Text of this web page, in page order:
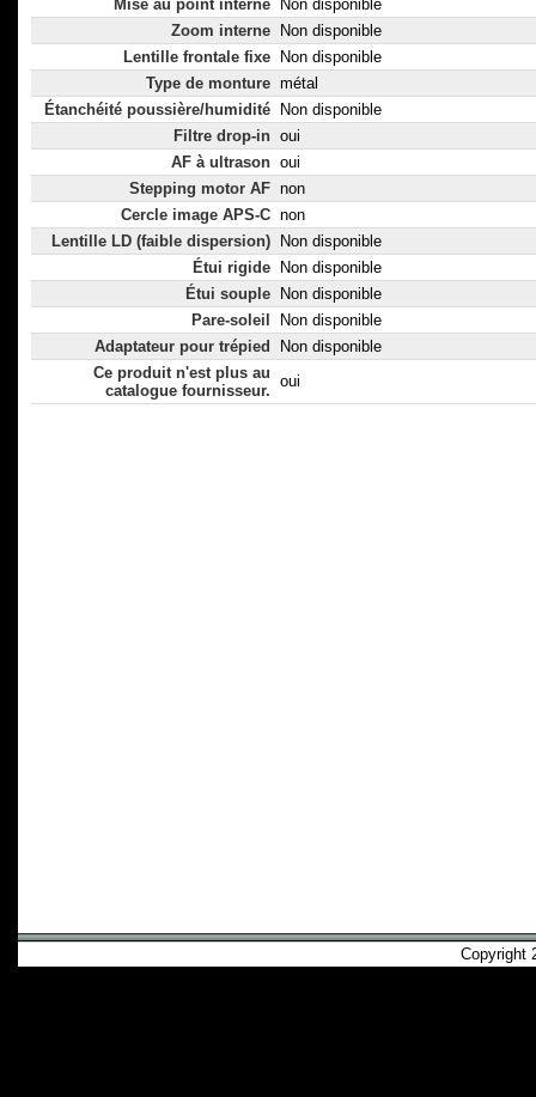
Mise au point interne
Non disponible
Zoom interne
Non disponible
Lentille frontale fixe
Non disponible
Type de monture métal
Étanchéité poussière/humidité
Non disponible
Filtre drop-in oui
AF à ultrason oui
Stepping motor AF non
Cercle image APS-C non
Lentille LD (faible dispersion)
Non disponible
Étui rigide
Non disponible
Étui souple
Non disponible
Pare-soleil
Non disponible
Adaptateur pour trépied
Non disponible
Ce produit n'est plus au
catalogue fournisseur.
oui
Copyright